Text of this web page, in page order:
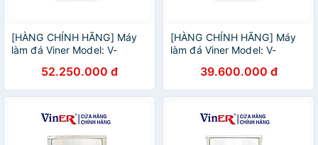
[HÀNG CHÍNH HÃNG] Máy
làm đá Viner Model: V-
52.250.000 đ
[HÀNG CHÍNH HÃNG] Máy
làm đá Viner Model: V-
39.600.000 đ